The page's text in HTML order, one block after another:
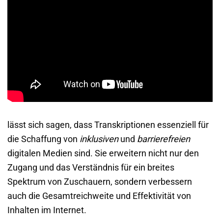
lässt sich sagen, dass Transkriptionen essenziell für
die Schaffung von inklusivenund barrierefreien
digitalen Medien sind. Sie erweitern nicht nur den
Zugang und das Verständnis für ein breites
Spektrum von Zuschauern, sondern verbessern
auch die Gesamtreichweite und Effektivität von
Inhalten im Internet.